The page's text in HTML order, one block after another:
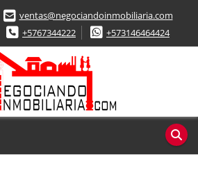
ventas@negociandoinmobiliaria.com
+5767344222
+573146464424